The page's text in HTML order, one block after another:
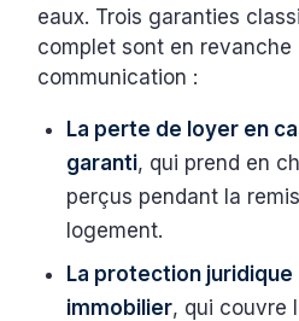
eaux. Trois garanties
complet sont en
communication :
La perte de loyer en
garanti, qui prend en
perçus pendant la
logement.
La protection juridique
immobilier, qui couvre